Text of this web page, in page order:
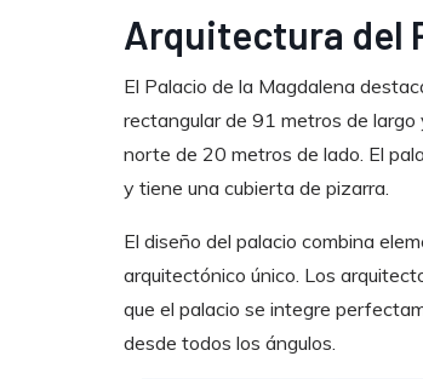
Arquitectura del
El Palacio de la Magdalena
rectangular de 91 metros de
norte de 20 metros de lado. El
y tiene una cubierta de pizarra.
El diseño del palacio combina
arquitectónico único. Los
que el palacio se integre
desde todos los ángulos.